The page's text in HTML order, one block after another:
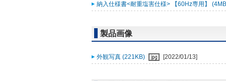
納入仕様書<耐重塩害仕様> 【60Hz専用】
製品画像
外観写真 (221KB) [2022/01/13]